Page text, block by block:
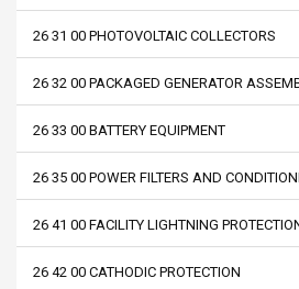
26 31 00 PHOTOVOLTAIC COLLECTORS
26 32 00 PACKAGED GENERATOR
26 33 00 BATTERY EQUIPMENT
26 35 00 POWER FILTERS AND
26 41 00 FACILITY LIGHTNING
26 42 00 CATHODIC PROTECTION